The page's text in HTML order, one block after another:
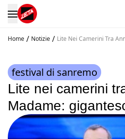
Home / Notizie / Lite Nei Camerini Tra
festival di sanremo
Lite nei camerini
Madame: